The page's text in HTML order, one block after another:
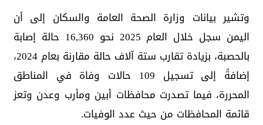
وتشير بيانات وزارة الصحة العامة والسكان إلى أن
اليمن سجل خلال العام 2025 نحو 16,360 حالة إصابة
بالحصبة، بزيادة تقارب ستة آلاف حالة مقارنة بعام 2024،
إضافةً إلى تسجيل 109 حالات وفاة في المناطق
المحررة، فيما تصدرت محافظات أبين ومأرب وعدن وتعز
قائمة المحافظات من حيث عدد الوفيات.